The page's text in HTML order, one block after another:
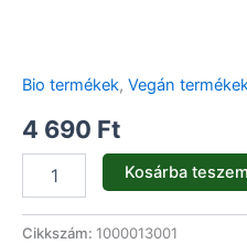
Bio termékek, Vegán
4 690 Ft
Kosárba teszem
Cikkszám: 1000013001